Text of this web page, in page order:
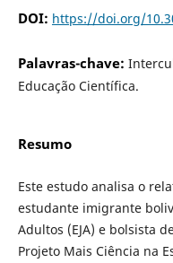
DOI: https://doi.org/
Palavras-chave:
Educação Científica.
Resumo
Este estudo analisa o
estudante imigrante
Adultos (EJA) e bolsista
Projeto Mais Ciência na